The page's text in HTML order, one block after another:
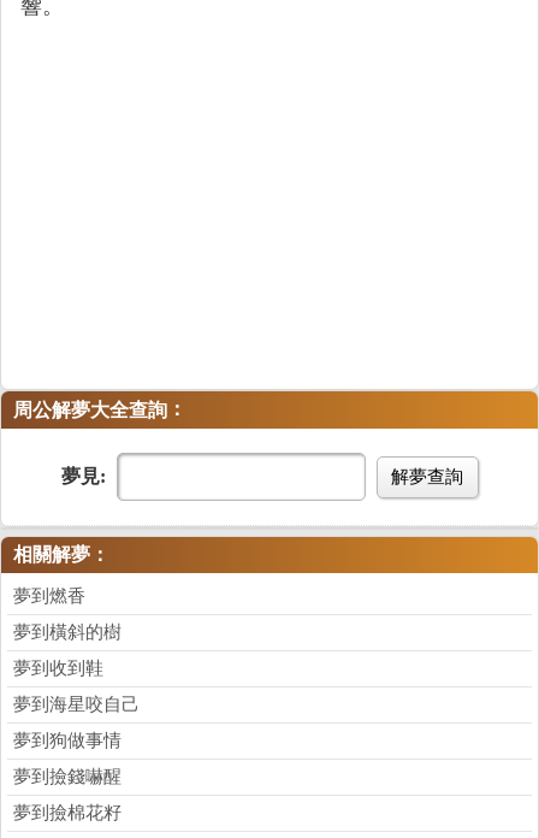
響。
周公解夢大全查詢 ：
夢見: 解夢查詢
相關解夢：
夢到燃香
夢到橫斜的樹
夢到收到鞋
夢到海星咬自己
夢到狗做事情
夢到撿錢嚇醒
夢到撿棉花籽